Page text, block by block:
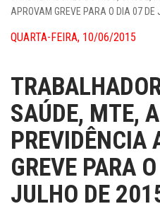
APROVAM GREVE PARA O DIA 07 DE
QUARTA-FEIRA, 10/06/2015
SAÚDE, MTE,
PREVIDÊNCIA
GREVE PARA
JULHO DE